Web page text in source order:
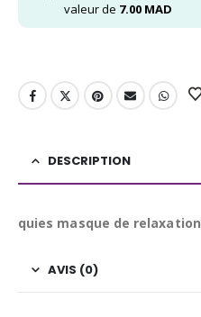
valeur de 7.00 MAD
DESCRIPTION
quies masque de relaxation
AVIS (0)